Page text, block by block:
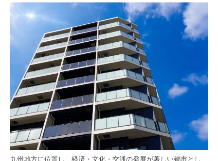
土
地
と
不
動
産
売
買
市
場
の
成
長
性
と
ま
九州地方に位置し、経済・文化・交通の発展が著しい都市とし